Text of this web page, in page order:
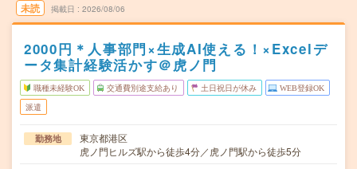
未読 掲載日 2026/08/06
2000円＊人事部門×生成AI使える！×Excelデ
ータ集計経験活かす＠虎ノ門
職種未経験OK 交通費別途支給あり 土日祝日が休み WEB登録OK
派遣
勤務地
東京都港区
虎ノ門ヒルズ駅から徒歩4分／虎ノ門駅から徒歩5分